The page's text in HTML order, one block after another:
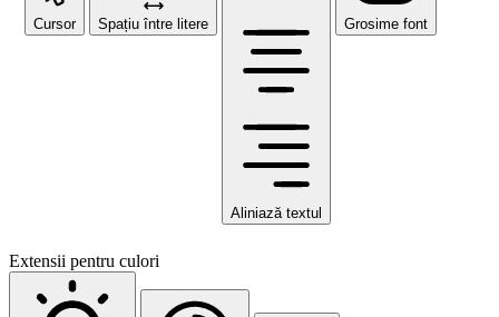
Cursor Spațiu între litere
Aliniază textul
Grosime font
Extensii pentru culori